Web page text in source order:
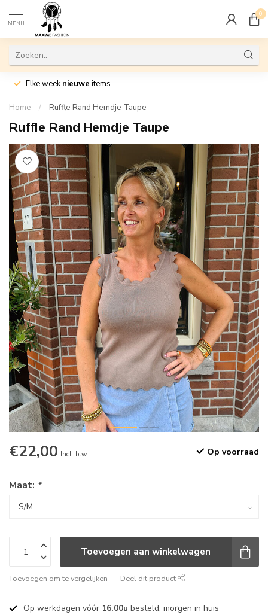
MENU
0
Elke weeknieuwe items
Home / Ruffle Rand Hemdje Taupe
Ruffle Rand Hemdje Taupe
€22,00 Incl. btw Op voorraad
Maat: *
Toevoegen aan winkelwagen
Toevoegen om te vergelijken Deel dit product
Op werkdagen vóór 16.00u besteld, morgen in huis